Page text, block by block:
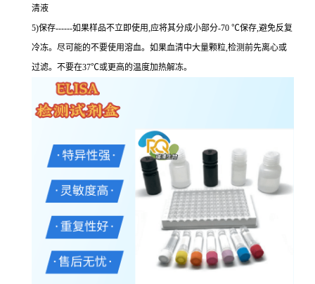
清液
5)保存------如果样品不立即使用,应将其分成小部分-70 ℃保存,避免反复
冷冻。尽可能的不要使用溶血。如果血清中大量颗粒,检测前先离心或
过滤。不要在37℃或更高的温度加热解冻。